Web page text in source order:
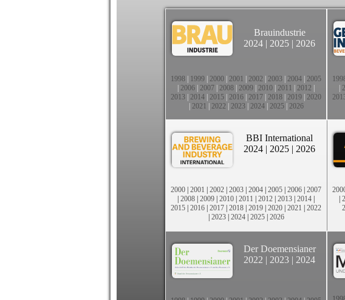
Brauindustrie
2024 | 2025 | 2026
1998 1999 2000 2001 2002 2003 2004 2005
2006 2007 2008 2009 2010 2011 2012
2013 2014 2015 2016 2017 2018 2019 2020
2021 2022 2023| 2024| 2025| 2026
BBI International
2024 | 2025 | 2026
2000 | 2001 | 2002 | 2003 | 2004 | 2005 | 2006 | 2007
| 2008 | 2009 | 2010 | 2011 | 2012 | 2013 | 2014 |
2015 | 2016 | 2017 | 2018 | 2019 | 2020 | 2021 | 2022
| 2023| 2024| 2025| 2026
|
Der Doemensianer
2022 | 2023 | 2024